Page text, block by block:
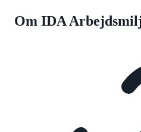
Om IDA